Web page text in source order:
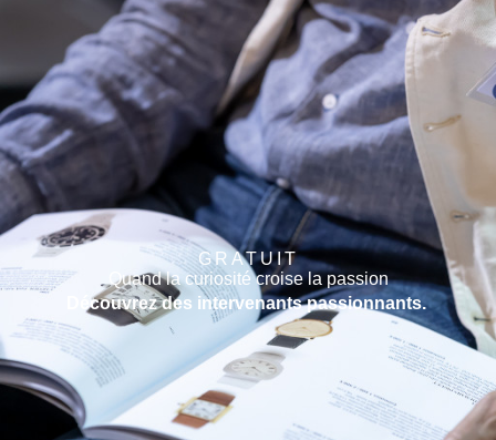
GRATUIT
Quand la curiosité croise la passion
Découvrez des intervenants passionnants.